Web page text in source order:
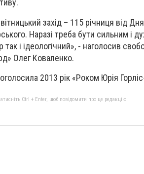
захід – 115 річниця від
Наразі треба бути сильним і
і ідеологічний», - наголосив
Олег Коваленко.
2013 рік «Роком Юрія
Ctrl + Enter, щоб повідомити про це редакцію